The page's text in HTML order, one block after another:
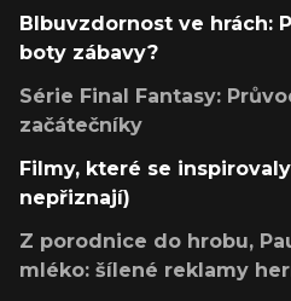
Blbuvzdornost ve hrách:
boty zábavy?
Série Final Fantasy:
začátečníky
Filmy, které se
nepřiznají)
Z porodnice do hrobu,
mléko: šílené reklamy